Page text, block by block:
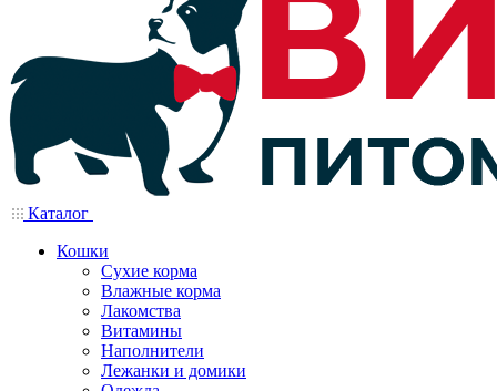
Каталог
Кошки
Сухие корма
Влажные корма
Лакомства
Витамины
Наполнители
Лежанки и домики